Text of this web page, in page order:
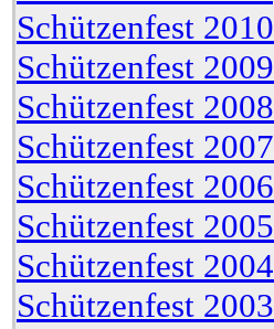
Schützenfest 2010
Schützenfest 2009
Schützenfest 2008
Schützenfest 2007
Schützenfest 2006
Schützenfest 2005
Schützenfest 2004
Schützenfest 2003